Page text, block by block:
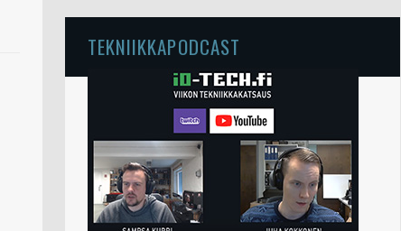
TEKNIIKKAPODCAST